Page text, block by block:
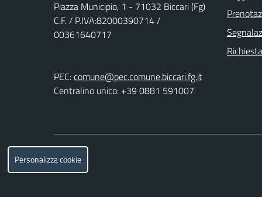
Piazza Municipio, 1 - 71032 Biccari (Fg)
C.F. / P.IVA:82000390714 /
00361640717
PEC:comune@pec.comune.biccari.fg.it
Centralino unico: +39 0881 591007
Personalizza cookie